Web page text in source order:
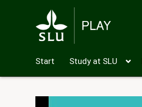
Start Study at SLU